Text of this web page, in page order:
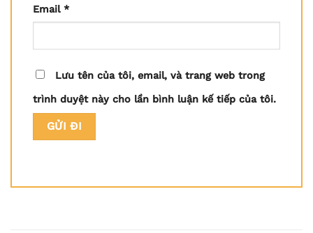
Email *
Lưu tên của tôi, email, và trang web trong
trình duyệt này cho lần bình luận kế tiếp của tôi.